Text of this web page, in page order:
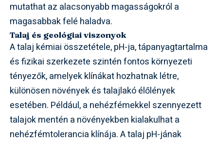
mutathat az alacsonyabb magasságokról a
magasabbak felé haladva.
Talaj és geológiai viszonyok
A talaj kémiai összetétele, pH-ja, tápanyagtartalma
és fizikai szerkezete szintén fontos környezeti
tényezők, amelyek klínákat hozhatnak létre,
különösen növények és talajlakó élőlények
esetében. Például, a nehézfémekkel szennyezett
talajok mentén a növényekben kialakulhat a
nehézfémtolerancia klínája. A talaj pH-jának